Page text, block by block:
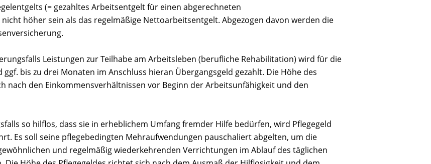
(= gezahltes Arbeitsentgelt für einen abgerechneten
höher sein als das regelmäßige Nettoarbeitsentgelt. Abgezogen davon werden die
Leistungen zur Teilhabe am Arbeitsleben (berufliche Rehabilitation) wird für die
bis zu drei Monaten im Anschluss hieran Übergangsgeld gezahlt. Die Höhe des
nach den Einkommensverhältnissen vor Beginn der Arbeitsunfähigkeit und den
so hilflos, dass sie in erheblichem Umfang fremder Hilfe bedürfen, wird Pflegegeld
Es soll seine pflegebedingten Mehraufwendungen pauschaliert abgelten, um die
und regelmäßig wiederkehrenden Verrichtungen im Ablauf des täglichen